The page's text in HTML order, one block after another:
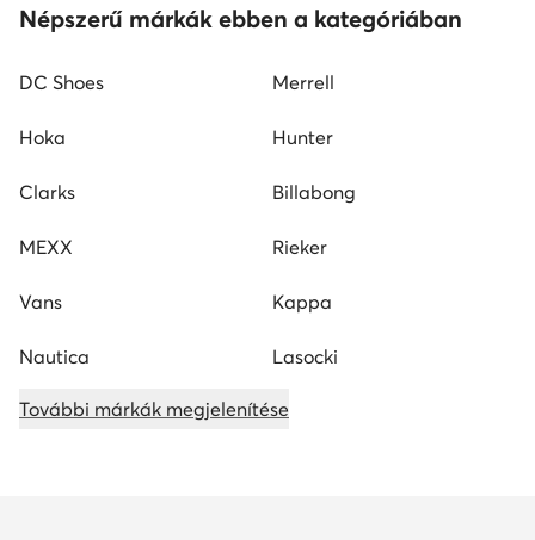
Népszerű márkák ebben a kategóriában
DC Shoes Merrell
Hoka Hunter
Clarks Billabong
MEXX Rieker
Vans Kappa
Nautica Lasocki
További márkák megjelenítése